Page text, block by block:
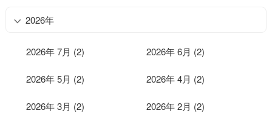
2026年
2026年 7月 (2) 2026年 6月 (2)
2026年 5月 (2) 2026年 4月 (2)
2026年 3月 (2) 2026年 2月 (2)